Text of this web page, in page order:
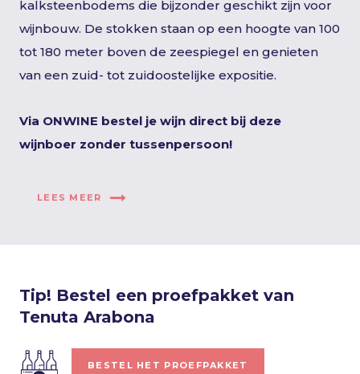
kalksteenbodems die bijzonder geschikt zijn voor
wijnbouw. De stokken staan op een hoogte van 100
tot 180 meter boven de zeespiegel en genieten
van een zuid- tot zuidoostelijke expositie.
Via ONWINE bestel je wijn direct bij deze
wijnboer zonder tussenpersoon!
LEES MEER
Tip! Bestel een proefpakket van
Tenuta Arabona
BESTEL HET PROEFPAKKET